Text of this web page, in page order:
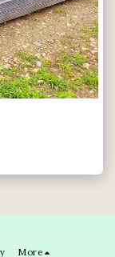
More